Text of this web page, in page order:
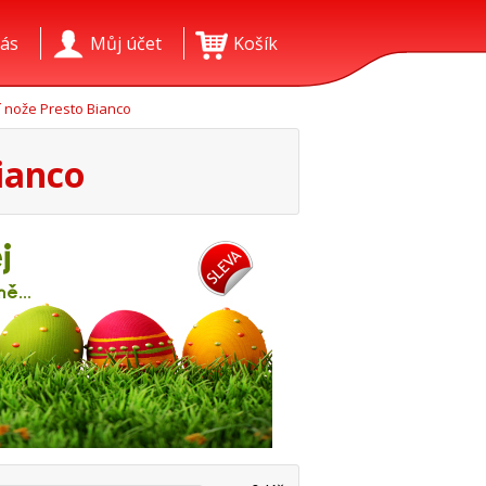
Košík
Můj účet
Presto Bianco